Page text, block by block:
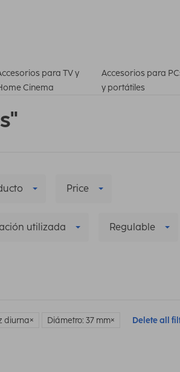
para TV y
Cinema
Accesorios para
y portátiles
Price
utilizada Regulable
diurna Diámetro: 37 mm Delete all